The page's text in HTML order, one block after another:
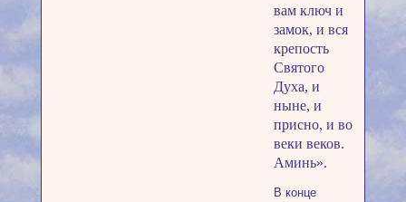
вам ключ и
замок, и вся
крепость
Святого
Духа, и
ныне, и
присно, и во
веки веков.
Аминь».
В конце